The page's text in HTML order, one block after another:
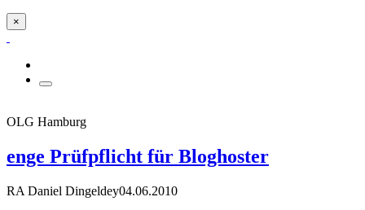
×
OLG Hamburg
enge Prüfpflicht für Bloghoster
RA Daniel Dingeldey04.06.2010